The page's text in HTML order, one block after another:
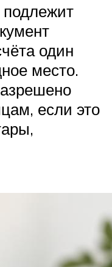
подлежит
один
место.
если это